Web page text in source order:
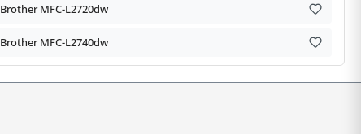
Brother MFC-L2720dw
Brother MFC-L2740dw